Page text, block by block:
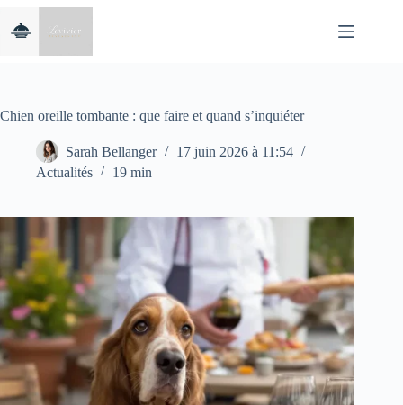
contenu
Chien oreille tombante : que faire et quand s’inquiéter
Sarah Bellanger
17 juin 2026 à 11:54
Actualités
19 min